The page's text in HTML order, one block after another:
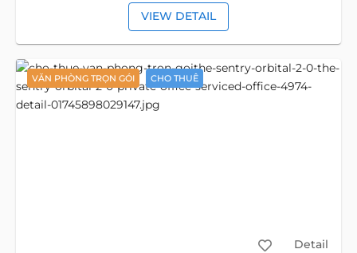
VIEW DETAIL
VĂN PHÒNG TRỌN GÓI CHO THUÊ
Detail